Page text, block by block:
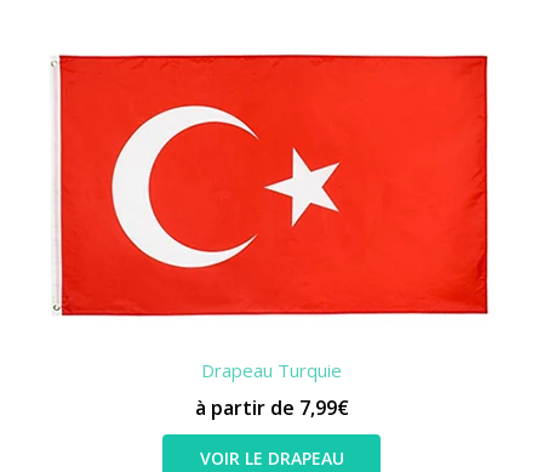
Drapeau Turquie
à partir de 7,99€
VOIR LE DRAPEAU